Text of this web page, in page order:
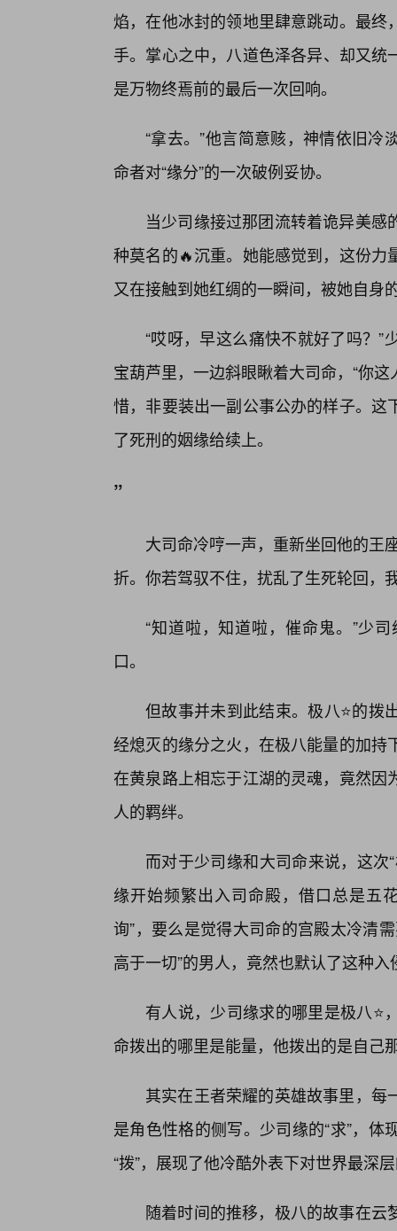
焰，在他冰封的领地里肆意跳动。最
手。掌心之中，八道色泽各异、却又
是万物终焉前的最后一次回响。
“拿去。”他言简意赅，神情依旧
命者对“缘分”的一次破例妥协。
当少司缘接过那团流转着诡异美
种莫名的🔥沉重。她能感觉到，这份
又在接触到她红绸的一瞬间，被她自身
“哎呀，早这么痛快不就好了吗？
宝葫芦里，一边斜眼瞅着大司命，“你
惜，非要装出一副公事公办的样子。
了死刑的姻缘给续上。
”
大司命冷哼一声，重新坐回他的王
折。你若驾驭不住，扰乱了生死轮回，
“知道啦，知道啦，催命鬼。”少
口。
但故事并未到此结束。极八⭐的拨
经熄灭的缘分之火，在极八能量的加
在黄泉路上相忘于江湖的灵魂，竟然
人的羁绊。
而对于少司缘和大司命来说，这次
缘开始频繁出入司命殿，借口总是五
询”，要么是觉得大司命的宫殿太冷清
高于一切”的男人，竟然也默认了这种入
有人说，少司缘求的哪里是极八
命拨出的哪里是能量，他拨出的是自己
其实在王者荣耀的英雄故事里，
是角色性格的侧写。少司缘的“求”，
“拨”，展现了他冷酷外表下对世界最深
随着时间的推移，极八的故事在